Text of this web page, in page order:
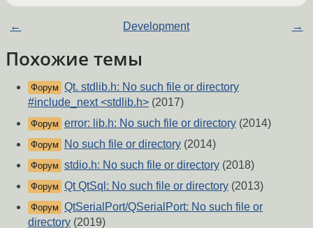
← Development →
Похожие темы
Форум Qt. stdlib.h: No such file or directory
#include_next <stdlib.h> (2017)
Форум error: lib.h: No such file or directory (2014)
Форум No such file or directory (2014)
Форум stdio.h: No such file or directory (2018)
Форум Qt QtSql: No such file or directory (2013)
Форум QtSerialPort/QSerialPort: No such file or
directory (2019)